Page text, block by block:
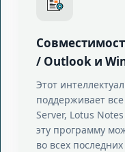
/ Outlook и
Этот
поддерживает
Server, Lotus
эту программу
во всех